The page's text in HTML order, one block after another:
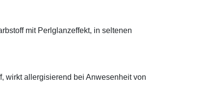
mit Perlglanzeffekt, in seltenen
wirkt allergisierend bei Anwesenheit von